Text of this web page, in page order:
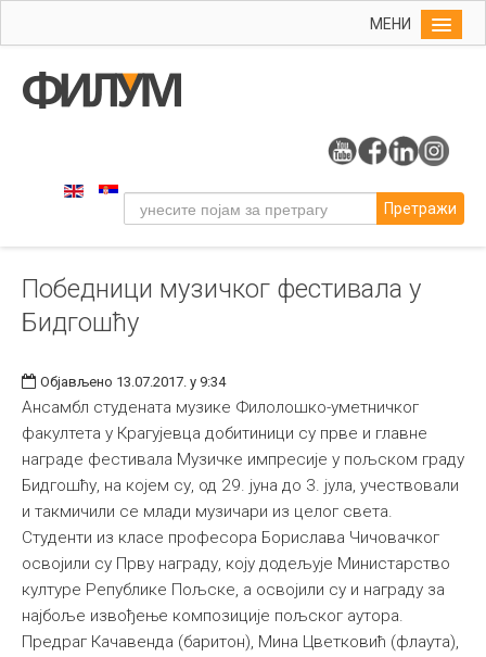
МЕНИ
Упис
Уметност
Музичка уметност
Примењена и ликовна уметност
Издаваштво
Библиотека
Студенти
Међународна
Претражи
Победници музичког фестивала у
Бидгошћу
Објављено 13.07.2017. у 9:34
Ансамбл студената музике Филолошко-уметничког
факултета у Крагујевца добитиници су прве и главне
награде фестивала Музичке импресије у пољском граду
Бидгошћу, на којем су, од 29. јуна до 3. јула, учествовали
и такмичили се млади музичари из целог света.
Студенти из класе професора Борислава Чичовачког
освојили су Прву награду, коју додељује Министарство
културе Републике Пољске, а освојили су и награду за
најбоље извођење композиције пољског аутора.
Предраг Качавенда (баритон), Мина Цветковић (флаута),